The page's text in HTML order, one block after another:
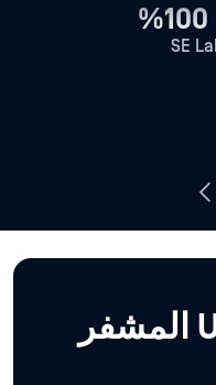
توافق جهاز USB المشفر